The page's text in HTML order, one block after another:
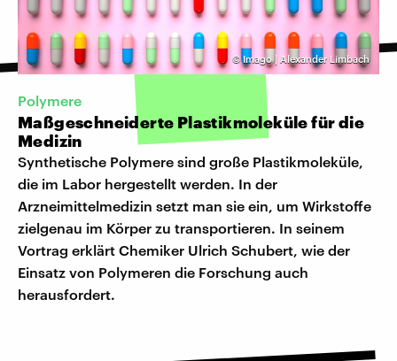
©Imago | Alexander Limbach
Polymere
Maßgeschneiderte Plastikmoleküle für die
Medizin
Synthetische Polymere sind große Plastikmoleküle,
die im Labor hergestellt werden. In der
Arzneimittelmedizin setzt man sie ein, um Wirkstoffe
zielgenau im Körper zu transportieren. In seinem
Vortrag erklärt Chemiker Ulrich Schubert, wie der
Einsatz von Polymeren die Forschung auch
herausfordert.